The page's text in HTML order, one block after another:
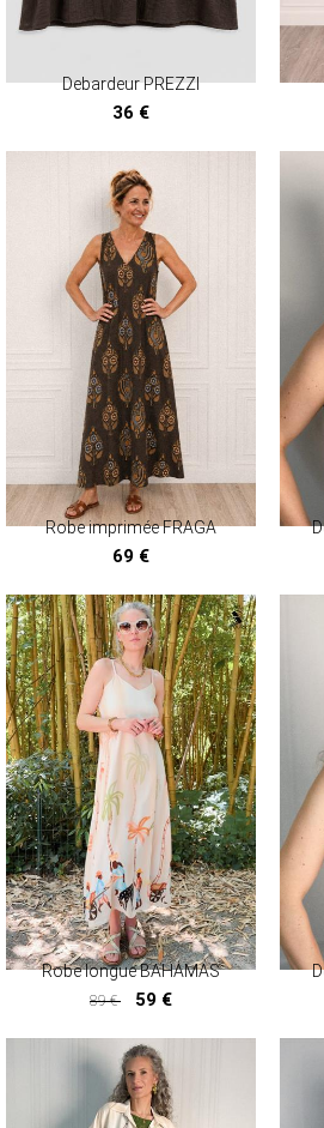
Debardeur PREZZI
36 €
Robe imprimée FRAGA
69 €
Robe longue BAHAMAS
89 €
59 €